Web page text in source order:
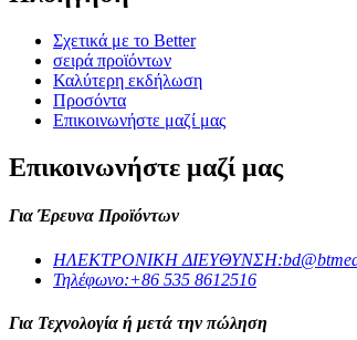
Σχετικά με το Better
σειρά προϊόντων
Καλύτερη εκδήλωση
Προσόντα
Επικοινωνήστε μαζί μας
Επικοινωνήστε μαζί μας
Για Έρευνα Προϊόντων
ΗΛΕΚΤΡΟΝΙΚΗ ΔΙΕΥΘΥΝΣΗ:
Τηλέφωνο:+86 535 8612516
Για Τεχνολογία ή μετά την πώληση